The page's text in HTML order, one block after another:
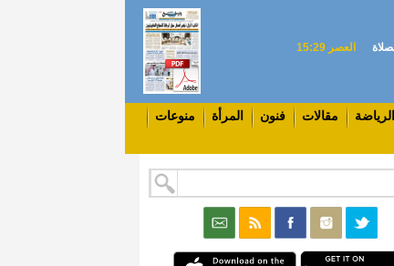
العصر 15:29
الرياضة مقالات فنون المرأة
منوعات